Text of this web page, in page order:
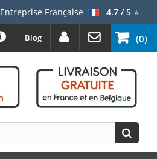
Entreprise Française 4.7 / 5⭐
(0)
Blog